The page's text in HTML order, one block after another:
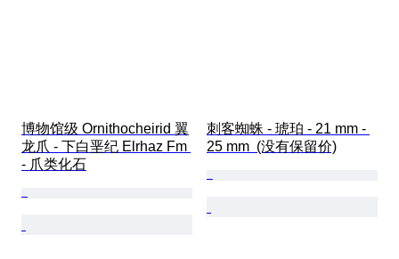
博物馆级 Ornithocheirid 翼
龙爪 - 下白垩纪 Elrhaz Fm
- 爪类化石
刺客蜘蛛 - 琥珀 - 21 mm -
25 mm  (没有保留价)